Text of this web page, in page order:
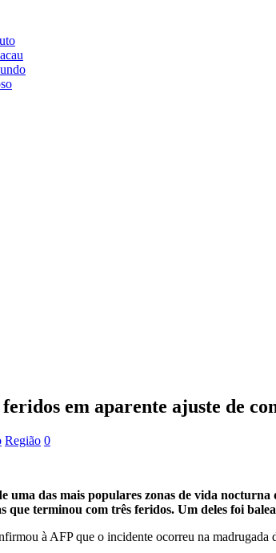
em aparente ajuste de
Região 0
uma das mais populares zonas de vida
que terminou com três feridos. Um deles foi
à AFP que o incidente ocorreu na madrugada